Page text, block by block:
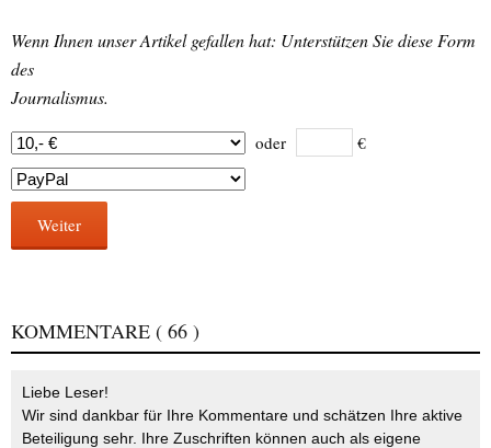
Wenn Ihnen unser Artikel gefallen hat: Unterstützen Sie diese Form
des
Journalismus.
oder €
Weiter
KOMMENTARE ( 66 )
Liebe Leser!
Wir sind dankbar für Ihre Kommentare und schätzen Ihre aktive
Beteiligung sehr. Ihre Zuschriften können auch als eigene